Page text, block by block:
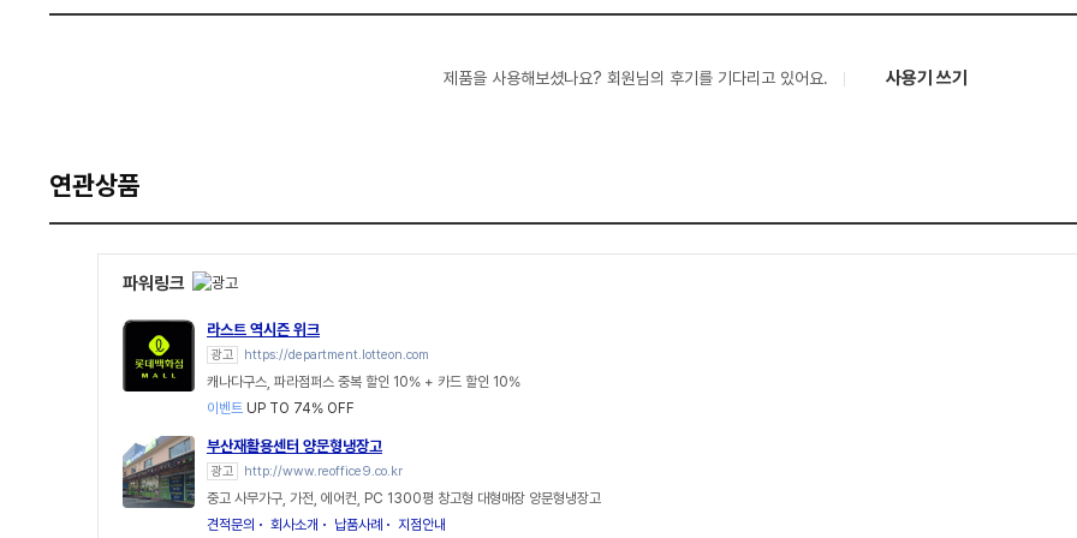
제품을 사용해보셨나요? 회원님의 후기를 기다리고 있어요. 사용기 쓰기
연관상품
파워링크
라스트 역시즌 위크
광고 https://department.lotteon.com
캐나다구스, 파라점퍼스 중복 할인 10% + 카드 할인 10%
이벤트 UP TO 74% OFF
부산재활용센터 양문형냉장고
광고 http://www.reoffice9.co.kr
중고 사무가구, 가전, 에어컨, PC 1300평 창고형 대형매장 양문형냉장고
견적문의
회사소개 납품사례 지점안내